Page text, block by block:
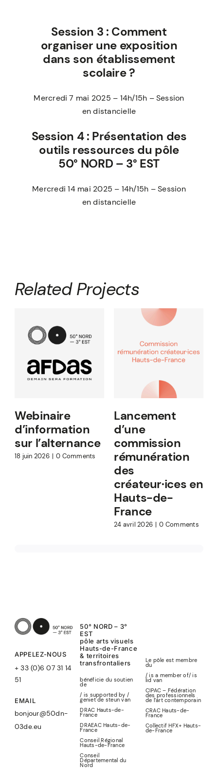
Session 3 : Comment
organiser une exposition
dans son établissement
scolaire ?
Mercredi 7 mai 2025 – 14h/15h – Session
en distancielle
Session 4 : Présentation des
outils ressources du pôle
50° NORD – 3° EST
Mercredi 14 mai 2025 – 14h/15h – Session
en distancielle
Related Projects
Webinaire
d’information
sur l’alternance
18 juin 2026 | 0 Comments
Lancement
d’une
commission
rémunération
des
créateur·ices en
Hauts-de-
France
24 avril 2026 | 0 Comments
APPELEZ-NOUS
+ 33 (0)6 07 31 14
51
EMAIL
bonjour@50dn-
03de.eu
50° NORD – 3°
EST
pôle arts visuels
Hauts-de-France
& territoires
transfrontaliers
bénéficie du soutien
de
/ is supported by /
geniet de steun van
DRAC Hauts-de-
France
DRAEAC Hauts-de-
France
Conseil Régional
Hauts-de-France
Conseil
Départemental du
Nord
Le pôle est membre
du
/ is a member of/is
lid van
CIPAC – Fédération
des professionnels
de l’art contemporain
CRAC Hauts-de-
France
Collectif HFX+ Hauts-
de-France